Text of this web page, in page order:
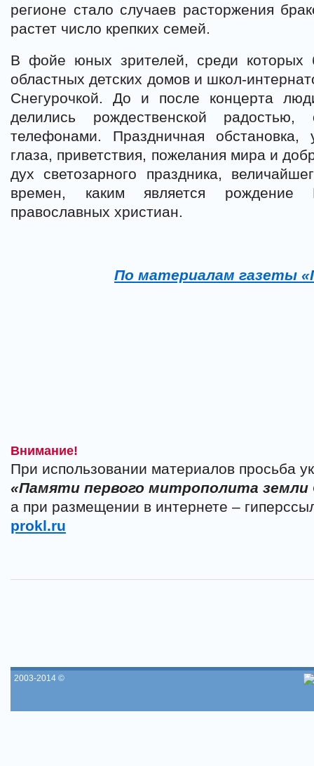
регионе стало случаев расторжения
растет число крепких семей.
В фойе юных зрителей, среди которых
областных детских домов и школ-
Снегурочкой. До и после концерта
делились рождественской радостью,
телефонами. Праздничная
глаза, приветствия, пожелания мира и
дух светозарного праздника,
времен, каким является рождение
православных христиан.
По материалам газеты
Внимание!
При использовании материалов просьба
«Памяти первого митрополита земли
а при размещении в интернете –
prokl.ru
2003-2014 ©